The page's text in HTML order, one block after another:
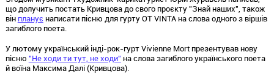
що долучить постать Кривцова до свого проєкту "Знай наших", також
він планує написати пісню для гурту OT VINTA на слова одного з віршів
загиблого поета.
У лютому український інді-рок-гурт Vivienne Mort презентував нову
пісню "Не ходи ти тут, не ходи" на слова загиблого українського поета
й воїна Максима Далі (Кривцова).